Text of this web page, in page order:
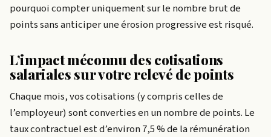
pourquoi compter uniquement sur le nombre brut de
points sans anticiper une érosion progressive est risqué.
L’impact méconnu des cotisations
salariales sur votre relevé de points
Chaque mois, vos cotisations (y compris celles de
l’employeur) sont converties en un nombre de points. Le
taux contractuel est d’environ 7,5 % de la rémunération